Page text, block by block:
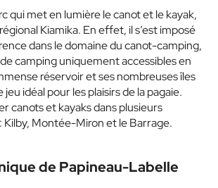
qui met en lumière le canot et le kayak,
Kiamika. En effet, il s’est imposé
dans le domaine du canot-camping,
camping uniquement accessibles en
réservoir et ses nombreuses îles
idéal pour les plaisirs de la pagaie.
canots et kayaks dans plusieurs
Kilby, Montée-Miron et le Barrage.
de Papineau-Labelle